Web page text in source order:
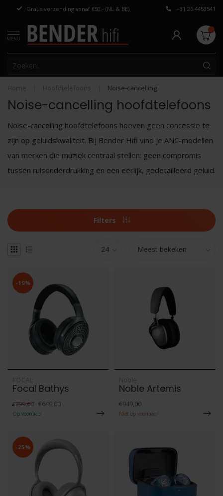
Gratis verzending vanaf €50,- (NL & BE) Persoonlijk
+31 26 4453541
MENU
Home Hoofdtelefoons Noise-cancelling
Noise-cancelling hoofdtelefoons
Noise-cancelling hoofdtelefoons hoeven geen concessie te
zijn op geluidskwaliteit. Bij Bender Hifi vind je ANC-modellen
van merken die muziek centraal stellen: geen compromis
tussen ruisonderdrukking en een eerlijk, gedetailleerd geluid.
Filters
-19%
FOCAL
Focal Bathys
€799,00 €649,00
Op voorraad
Noble
Noble Artemis
€949,00
Niet op voorraad
-25%